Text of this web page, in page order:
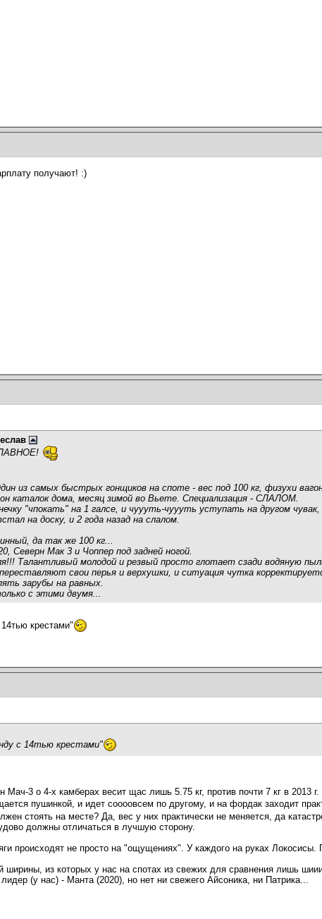
получают! :)
из самых быстрых гонщиков на споте - вес под 100 кг, физухи
каталок дома, месяц зимой во Вьете. Специализация - СЛАЛОМ.
"чпокать" на 1 галсе, и чуууть-чуууть уступать на другом чувак,
на доску, и 2 года назад на слалом.
да так же 100 кг...
Северн Мак 3 и Чоппер под задней ногой.
Талантливый молодой и резвый просто глотает сзади водяную
свои перья и верхушки, и ситуация чутка
зарубы на равных.
с этими двумя...
крестами"
с 14тью крестами"
Мач-3 о 4-х камберах весит щас лишь 5.75 кг, против почти 7 кг в 2013
пушинкой, и идет соооовсем по другому, и на фордак заходит
стоять на месте? Да, вес у них практически не меняется, да
должны отличаться в лучшую сторону.
происходят не просто на "ощущениях". У каждого на руках Локосисы.
ширины, из которых у нас на спотах из свежих для сравнения лишь
(у нас) - Манта (2020), но нет ни свежего Айсоника, ни Патрика...